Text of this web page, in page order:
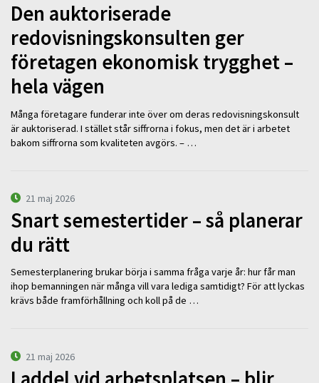
Den auktoriserade
redovisningskonsulten ger
företagen ekonomisk trygghet –
hela vägen
Många företagare funderar inte över om deras redovisningskonsult
är auktoriserad. I stället står siffrorna i fokus, men det är i arbetet
bakom siffrorna som kvaliteten avgörs. – …
21 maj 2026
Snart semestertider – så planerar
du rätt
Semesterplanering brukar börja i samma fråga varje år: hur får man
ihop bemanningen när många vill vara lediga samtidigt? För att lyckas
krävs både framförhållning och koll på de …
21 maj 2026